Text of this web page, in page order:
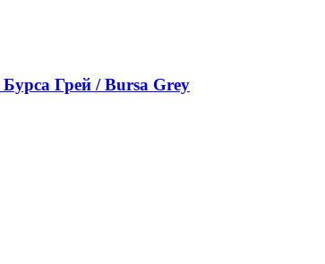
Грей / Bursa Grey